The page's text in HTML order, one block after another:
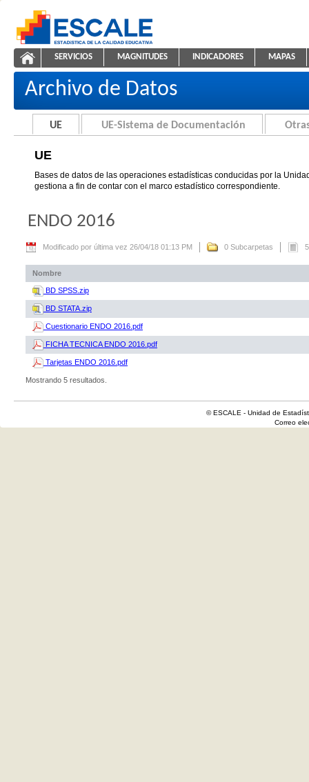
ESCALE - Unidad de Estadística Educativa
UE
NAVEGACIÓN
SERVICIOS MAGNITUDES INDICADORES MAPAS
Archivo de Datos
UE UE-Sistema de Documentación
UE
Bases de datos de las operaciones estadísticas conducidas por la
gestiona a fin de contar con el marco estadístico correspondiente.
ENDO 2016
Modificado por última vez 26/04/18 01:13 PM 0 Subcarpetas
Nombre
BD SPSS.zip
BD STATA.zip
Cuestionario ENDO 2016.pdf
FICHA TECNICA ENDO 2016.pdf
Tarjetas ENDO 2016.pdf
Mostrando 5 resultados.
© ESCALE - Unidad de
Correo